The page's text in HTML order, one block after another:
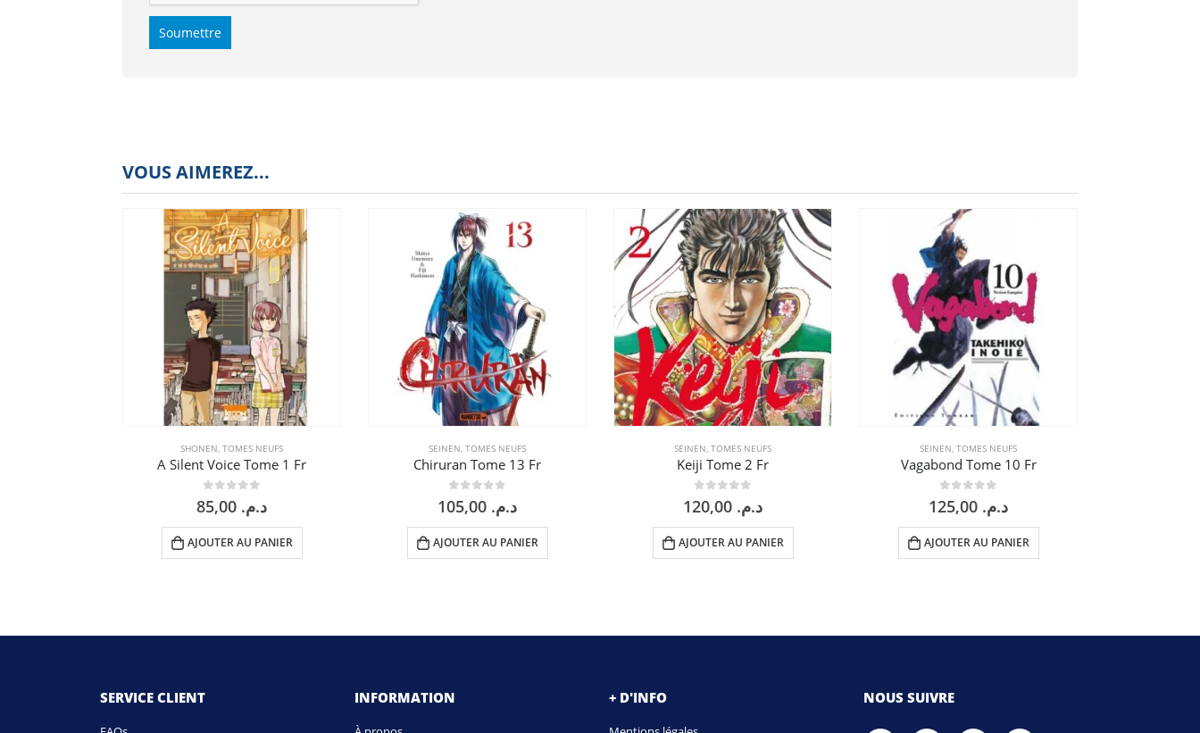
VOUS AIMEREZ...
SHONEN, TOMES NEUFS
A Silent Voice Tome 1 Fr
0sur 5د.م.
AJOUTER AU PANIER
SEINEN, TOMES NEUFS
Chiruran Tome 13 Fr
0 sur 5د.م.
AJOUTER AU PANIER
SEINEN, TOMES NEUFS
Keiji Tome 2 Fr
0 sur 5د.م.
AJOUTER AU PANIER
SEINEN, TOMES NEUFS
Vagabond Tome 10 Fr
0 sur 5د.م.
AJOUTER AU PANIER
SERVICE CLIENT INFORMATION + D'INFO NOUS SUIVRE